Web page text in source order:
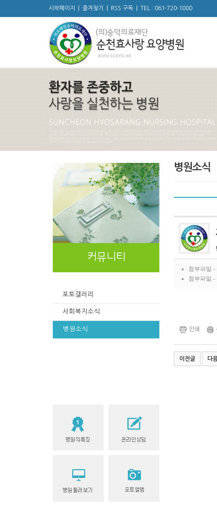
시작페이지 즐겨찾기 RSS 구독 TEL : 061-720-1000
포토갤러리
사회복지소식
병원소식
병원소식
첨부파일 -
첨부파일 -
인쇄
이전글 다